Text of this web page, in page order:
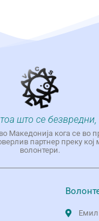
што се безвредни,
Македонија кога се во
партнер преку
волонтери.
Емил